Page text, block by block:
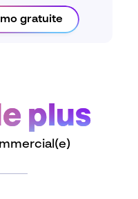
gratuite
plus